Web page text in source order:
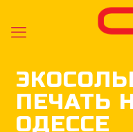
ПЕЧАТЬ
ОДЕССЕ